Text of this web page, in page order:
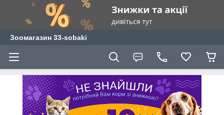
Зоомагазин 33-sobaki